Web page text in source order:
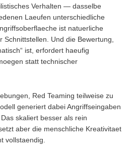
Verhalten — dasselbe
Laeufen unterschiedliche
ist natuerliche
Schnittstellen. Und die Bewertung,
ist, erfordert haeufig
statt technischer
Red Teaming teilweise zu
generiert dabei Angriffseingaben
skaliert besser als rein
aber die menschliche Kreativitaet
vollstaendig.